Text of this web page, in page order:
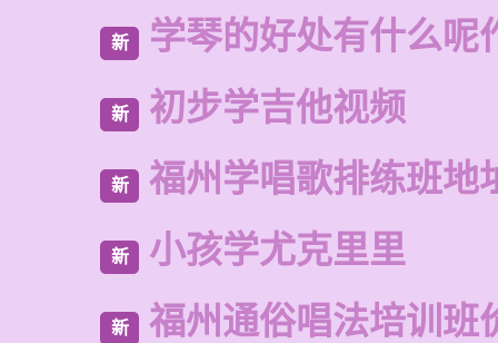
新 学琴的好处有什么呢
新 初步学吉他视频
新 福州学唱歌排练班地
新 小孩学尤克里里
新 福州通俗唱法培训班